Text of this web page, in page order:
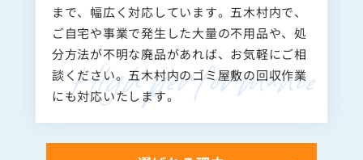
まで、幅広く対応しています。五木村内で、
ご自宅や事業で発生した大量の不用品や、処
分方法が不明な廃品があれば、お気軽にご相
談ください。五木村内のゴミ屋敷の回収作業
にも対応いたします。